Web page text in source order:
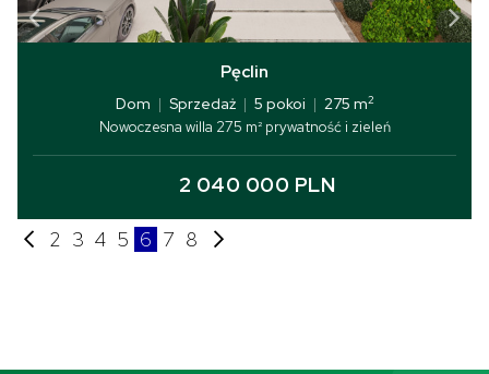
Pęclin
Dom | Sprzedaż | 5 pokoi | 275 m2
Nowoczesna willa 275 m² prywatność i zieleń
2 040 000 PLN
2 3 4 5 6 7 8